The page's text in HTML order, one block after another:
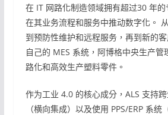
在 IT 网路化制造领域拥有超过30 年
在其业务流程和服务中推动数字化。
到预防性维护和远程服务，再到新的
自己的 MES 系统，阿博格中央生产管
路化和高效生产塑料零件。
作为工业 4.0 的核心成分，ALS 支持
（横向集成）以及使用 PPS/ERP 系